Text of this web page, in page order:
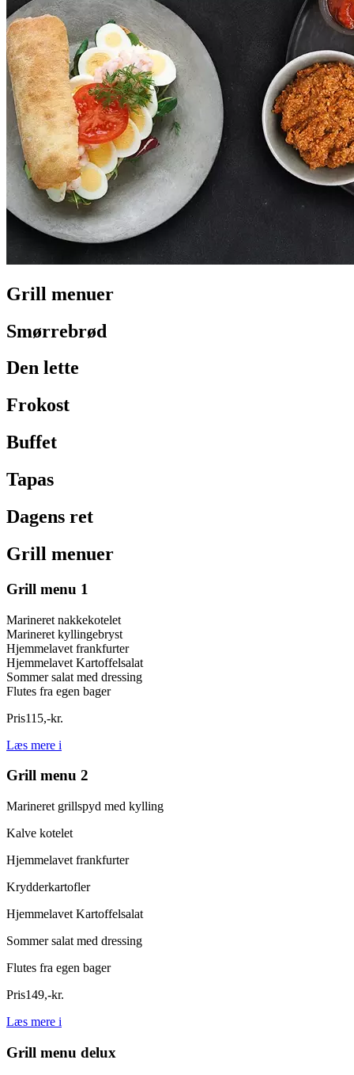
Grill menuer
Smørrebrød
Den lette
Frokost
Buffet
Tapas
Dagens ret
Grill menuer
Grill menu 1
Marineret nakkekotelet
Marineret kyllingebryst
Hjemmelavet frankfurter
Hjemmelavet Kartoffelsalat
Sommer salat med dressing
Flutes fra egen bager
Pris115,-kr.
Læs mere i
Grill menu 2
Marineret grillspyd med kylling
Kalve kotelet
Hjemmelavet frankfurter
Krydderkartofler
Hjemmelavet Kartoffelsalat
Sommer salat med dressing
Flutes fra egen bager
Pris149,-kr.
Læs mere i
Grill menu delux